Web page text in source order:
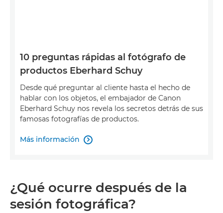
10 preguntas rápidas al fotógrafo de
productos Eberhard Schuy
Desde qué preguntar al cliente hasta el hecho de
hablar con los objetos, el embajador de Canon
Eberhard Schuy nos revela los secretos detrás de sus
famosas fotografías de productos.
Más información 
¿Qué ocurre después de la
sesión fotográfica?